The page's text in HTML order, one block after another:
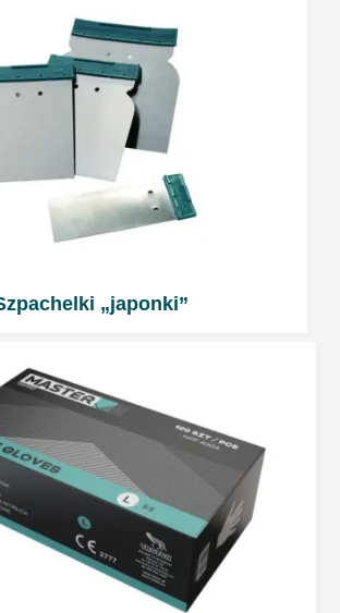
promiennikiem IR
fal krótkich, w zależności od grubości
i rodzaju promiennika. Nie przekraczać
60°C. Stosować według zaleceń
sprzętu. Odczekać około 5 min
suszenia promiennikiem.
prace
komponentowe szpachlówki
komponentowe poliestrowe
natryskowe
komponentowe podkłady akrylowe
komponentowe podkłady epoksydowe
„japonki”